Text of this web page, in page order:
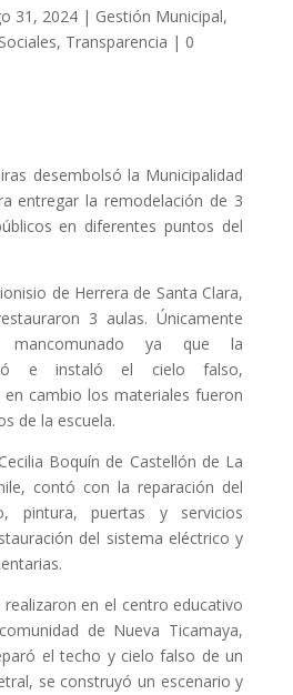
31, 2024| Gestión Municipal,
, Transparencia | 0
desembolsó la Municipalidad
entregar la remodelación de 3
en diferentes puntos del
de Herrera de Santa Clara,
3 aulas. Únicamente
ya que la
e instaló el cielo falso,
cambio los materiales fueron
de la escuela.
Boquín de Castellón de La
contó con la reparación del
pintura, puertas y servicios
del sistema eléctrico y
en el centro educativo
de Nueva Ticamaya,
el techo y cielo falso de un
se construyó un escenario y